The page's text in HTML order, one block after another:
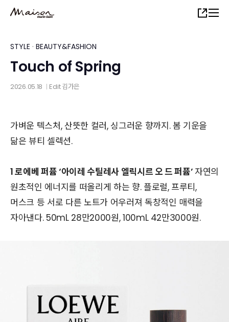
content
Share
STYLE · BEAUTY&FASHION
Touch of Spring
2026.05.18 Edit김가은
가벼운 텍스처, 산뜻한 컬러, 싱그러운 향까지. 봄 기운을
닮은 뷰티 셀렉션.
1 로에베 퍼퓸 ‘아이레 수틸레사 엘릭시르 오 드 퍼퓸’ 자연의
원초적인 에너지를 떠올리게 하는 향. 플로럴, 프루티,
머스크 등 서로 다른 노트가 어우러져 독창적인 매력을
자아낸다. 50mL 28만2000원, 100mL 42만3000원.